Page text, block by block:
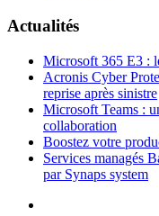
Actualités
Microsoft 365 E3 :
Acronis Cyber
reprise après sinistre
Microsoft Teams :
collaboration
Boostez votre
Services managés
par Synaps system